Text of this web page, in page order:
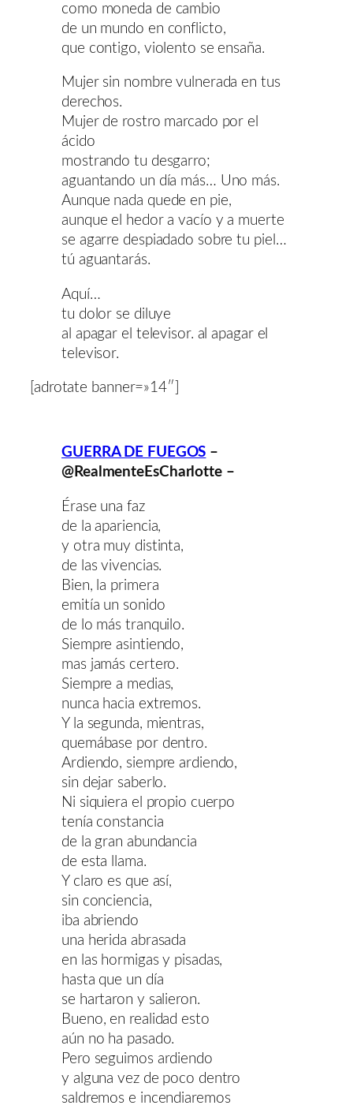
como moneda de cambio
de un mundo en conflicto,
que contigo, violento se ensaña.
Mujer sin nombre vulnerada en tus
derechos.
Mujer de rostro marcado por el
ácido
mostrando tu desgarro;
aguantando un día más… Uno más.
Aunque nada quede en pie,
aunque el hedor a vacío y a muerte
se agarre despiadado sobre tu piel…
tú aguantarás.
Aquí…
tu dolor se diluye
al apagar el televisor. al apagar el
televisor.
[adrotate banner=»14″]
GUERRA DE FUEGOS –
@RealmenteEsCharlotte –
Érase una faz
de la apariencia,
y otra muy distinta,
de las vivencias.
Bien, la primera
emitía un sonido
de lo más tranquilo.
Siempre asintiendo,
mas jamás certero.
Siempre a medias,
nunca hacia extremos.
Y la segunda, mientras,
quemábase por dentro.
Ardiendo, siempre ardiendo,
sin dejar saberlo.
Ni siquiera el propio cuerpo
tenía constancia
de la gran abundancia
de esta llama.
Y claro es que así,
sin conciencia,
iba abriendo
una herida abrasada
en las hormigas y pisadas,
hasta que un día
se hartaron y salieron.
Bueno, en realidad esto
aún no ha pasado.
Pero seguimos ardiendo
y alguna vez de poco dentro
saldremos e incendiaremos